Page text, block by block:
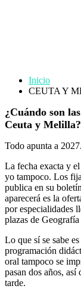
Inicio
CEUTA Y
¿Cuándo son
Ceuta y Melilla?
Todo apunta a 2027.
La fecha exacta y
yo tampoco. Los
publica en su
aparecerá es la
por especialidades
plazas de
Lo que sí se sabe
programación
oral tampoco se
pasan dos años,
tarde.